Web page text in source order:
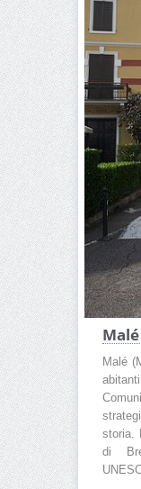
Malé
storia.
di